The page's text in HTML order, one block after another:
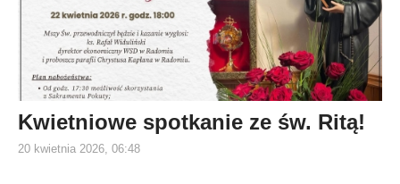
Kwietniowe spotkanie ze św. Ritą!
20 kwietnia 2026, 06:48